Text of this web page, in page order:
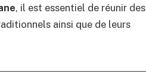
, il est essentiel de réunir des
ainsi que de leurs